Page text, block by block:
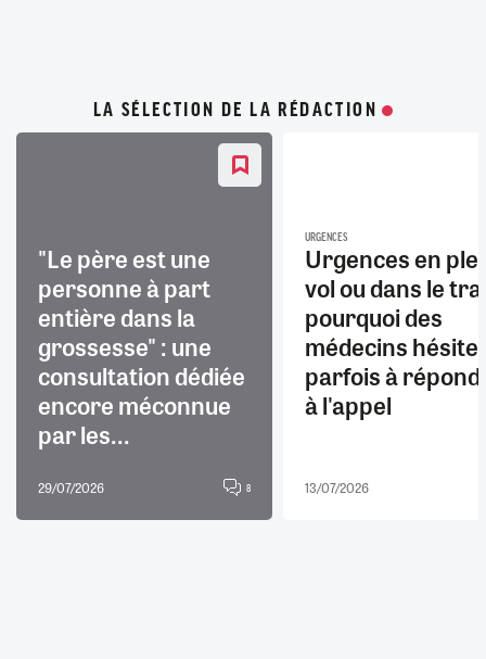
LA SÉLECTION DE LA RÉDACTION
"Le père est une
personne à part
entière dans la
grossesse" : une
consultation dédiée
encore méconnue
par les...
29/07/2026 8
URGENCES
Urgences en
vol ou dans le
pourquoi des
médecins
parfois à
à l'appel
13/07/2026